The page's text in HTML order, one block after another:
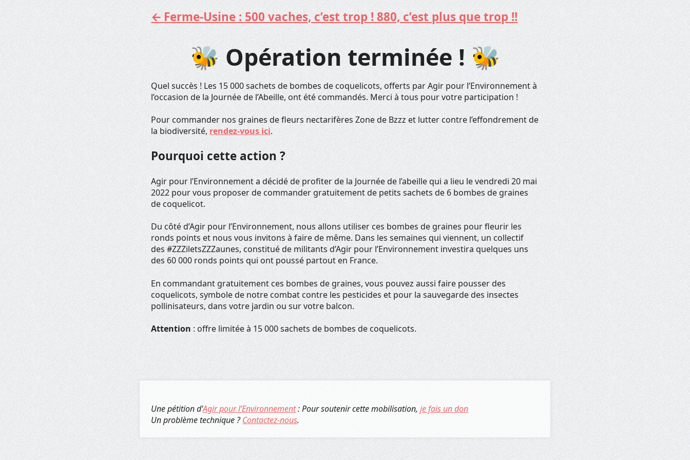
Aller
au
contenu
Ferme-Usine : 500 vaches, c’est trop ! 880, c’est plus que trop !!
🐝 Opération terminée ! 🐝
Quel succès ! Les 15 000 sachets de bombes de coquelicots, offerts par Agir pour l’Environnement à
l’occasion de la Journée de l’Abeille, ont été commandés. Merci à tous pour votre participation !
Pour commander nos graines de fleurs nectarifères Zone de Bzzz et lutter contre l’effondrement de
la biodiversité,rendez-vous ici.
Pourquoi cette action ?
Agir pour l’Environnement a décidé de profiter de la Journée de l’abeille qui a lieu le vendredi 20 mai
2022 pour vous proposer de commander gratuitement de petits sachets de 6 bombes de graines
de coquelicot.
Du côté d’Agir pour l’Environnement, nous allons utiliser ces bombes de graines pour fleurir les
ronds points et nous vous invitons à faire de même. Dans les semaines qui viennent, un collectif
des #ZZZiletsZZZaunes, constitué de militants d’Agir pour l’Environnement investira quelques uns
des 60 000 ronds points qui ont poussé partout en France.
En commandant gratuitement ces bombes de graines, vous pouvez aussi faire pousser des
coquelicots, symbole de notre combat contre les pesticides et pour la sauvegarde des insectes
pollinisateurs, dans votre jardin ou sur votre balcon.
Attention: offre limitée à 15 000 sachets de bombes de coquelicots.
Une pétition d'Agir pour l’Environnement: Pour soutenir cette mobilisation,je fais un don
Un problème technique ?Contactez-nous.